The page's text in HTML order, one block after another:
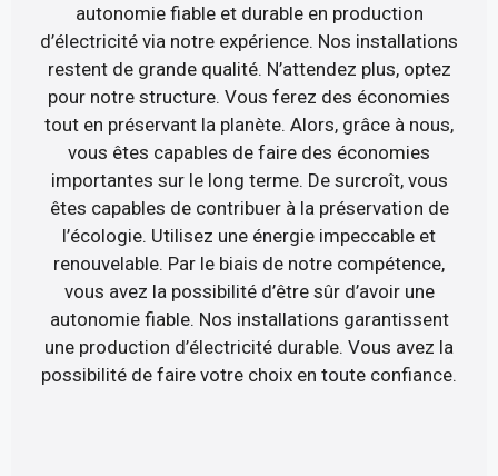
autonomie fiable et durable en production
d’électricité via notre expérience. Nos installations
restent de grande qualité. N’attendez plus, optez
pour notre structure. Vous ferez des économies
tout en préservant la planète. Alors, grâce à nous,
vous êtes capables de faire des économies
importantes sur le long terme. De surcroît, vous
êtes capables de contribuer à la préservation de
l’écologie. Utilisez une énergie impeccable et
renouvelable. Par le biais de notre compétence,
vous avez la possibilité d’être sûr d’avoir une
autonomie fiable. Nos installations garantissent
une production d’électricité durable. Vous avez la
possibilité de faire votre choix en toute confiance.